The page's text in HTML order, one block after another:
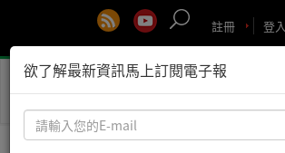
登入
註冊
欲了解最新資訊馬上訂閱電子報
請
輸